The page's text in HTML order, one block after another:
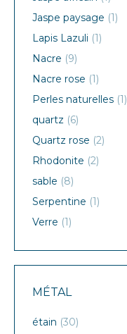
Jaspe paysage (1)
Lapis Lazuli (1)
Nacre (9)
Nacre rose (1)
Perles naturelles (1)
quartz (6)
Quartz rose (2)
Rhodonite (2)
sable (8)
Serpentine (1)
Verre (1)
MÉTAL
étain (30)